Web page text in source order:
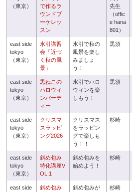
（東京）
で作るラ
ウンドブ
ーケレッ
スン
先生
（offic
e hana
801）
east side
tokyo
（東京）
水引講習
会「近づ
く秋の風
景」
水引で秋の
風景を楽し
みましょ
う！
黒須
east side
tokyo
（東京）
黒ねこの
ハロウィ
ンパーテ
ィー
水引でハロ
ウィンを楽
しもう！
黒須
east side
tokyo
（東京）
クリスマ
スラッピ
ング2026
クリスマス
をラッピン
グで楽しも
う！！
杉崎
east side
tokyo
（東京）
斜め包み
特化講座V
OL.1
斜め包みを
始めよう！
杉崎
east side
斜め包み
斜め包みが
杉崎